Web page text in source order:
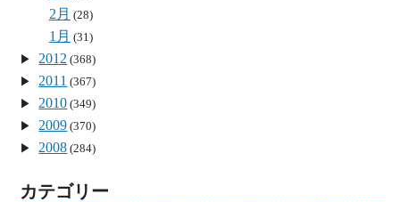
2月 (28)
1月 (31)
2012 (368)
2011 (367)
2010 (349)
2009 (370)
2008 (284)
カテゴリー